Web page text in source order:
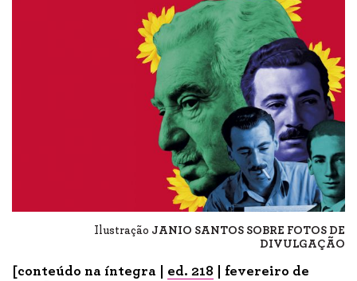
Ilustração JANIO SANTOS SOBRE FOTOS DE
DIVULGAÇÃO
[conteúdo na íntegra | ed. 218 | fevereiro de